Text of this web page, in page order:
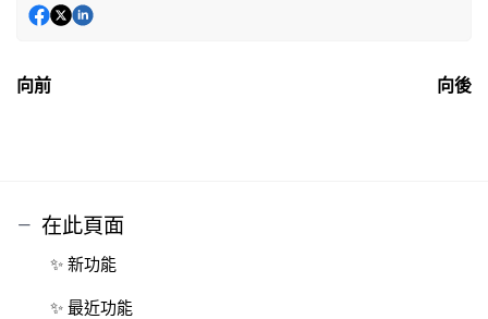
向前 向後
在此頁面
✨ 新功能
✨ 最近功能